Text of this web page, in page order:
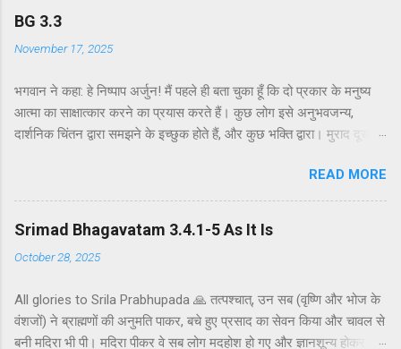
BG 3.3
November 17, 2025
भगवान ने कहा: हे निष्पाप अर्जुन! मैं पहले ही बता चुका हूँ कि दो प्रकार के मनुष्य
आत्मा का साक्षात्कार करने का प्रयास करते हैं। कुछ लोग इसे अनुभवजन्य,
दार्शनिक चिंतन द्वारा समझने के इच्छुक होते हैं, और कुछ भक्ति द्वारा। मुराद दूसरे
कर्मयोग या बुद्धियोग। इस श्लोक में भगवान इसे और भी स्पष्ट रूप से समझाते हैं।
सांख्ययोग, अर्थात् आत्मा और पदार्थ की प्रकृति का विश्लेषणात्मक अध्ययन, उन
लोगों के लिए विषय है जो प्रयोगात्मक ज्ञान और दर्शन द्वारा अनुमान लगाने और
समझने के इच्छुक हैं। दूसरे वर्ग के लोग कृष्णभावनामृत में कर्म करते हैं, जैसा कि
दूसरे अध्याय के इकसठवें श्लोक में बताया गया है। भगवान ने उनतीसवें श्लोक में भी
कर्म के बंधनों से मुक्त हो सकता है; और इसके अतिरिक्त, इस प्रक्रिया में कोई दोष
नहीं है। इकसठवें श्लोक में यही सिद्धांत अधिक स्पष्ट रूप से समझाया गया है - कि
READ MORE
Srimad Bhagavatam 3.4.1-5 As It Is
October 28, 2025
All glories to Srila Prabhupada 🙏 तत्पश्चात्, उन सब (वृष्णि और भोज के
वंशजों) ने ब्राह्मणों की अनुमति पाकर, बचे हुए प्रसाद का सेवन किया और चावल से
बनी मदिरा भी पी। मदिरा पीकर वे सब लोग मदहोश हो गए और ज्ञानशून्य होकर